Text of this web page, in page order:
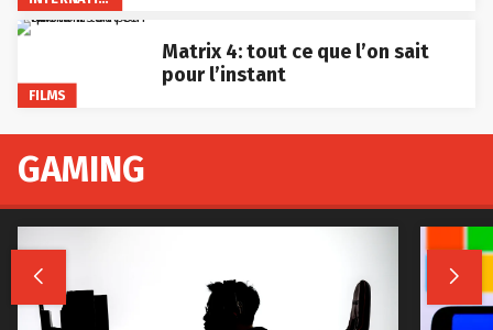
FILMS
Matrix 4: tout ce que l’on sait
pour l’instant
GAMING
 